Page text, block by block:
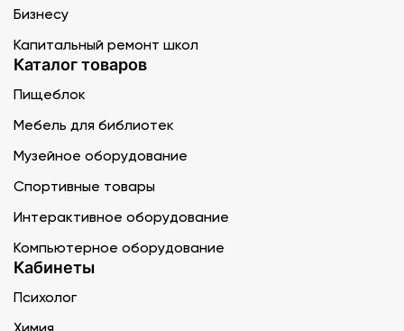
Бизнесу
Капитальный ремонт школ
Каталог товаров
Пищеблок
Мебель для библиотек
Музейное оборудование
Спортивные товары
Интерактивное оборудование
Компьютерное оборудование
Кабинеты
Психолог